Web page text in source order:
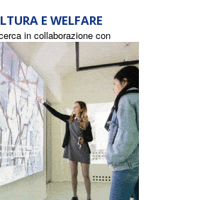
E WELFARE
in collaborazione con